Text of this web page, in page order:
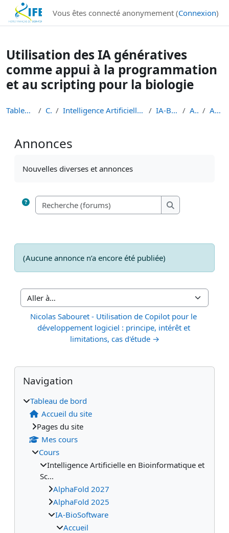
Institut Français de Bioinformatique - Les formations
Passer au contenu principalVous êtes connecté anonymement (Connexion)
Utilisation des IA génératives
comme appui à la programmation
et au scripting pour la biologie
Tableau de bord Cours Intelligence Artificielle en Bioinformatique et Sc... IA-BioSoftware Accueil Annonces
Annonces
Nouvelles diverses et annonces
Recherche
Recherche
(Aucune annonce n’a encore été publiée)
Aller à…
Nicolas Sabouret - Utilisation de Copilot pour le
développement logiciel : principe, intérêt et
limitations, cas d'étude →
Blocs
Blocs supplémentaires
Passer Navigation
Navigation
Tableau de bord
Accueil du site
Pages du site
Mes cours
Cours
Intelligence Artificielle en Bioinformatique et
Sc...
AlphaFold 2027
AlphaFold 2025
IA-BioSoftware
Accueil